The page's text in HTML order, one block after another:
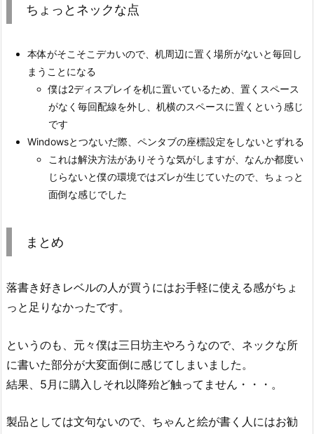
ちょっとネックな点
本体がそこそこデカいので、机周辺に置く場所がないと毎回し
まうことになる
僕は2ディスプレイを机に置いているため、置くスペース
がなく毎回配線を外し、机横のスペースに置くという感じ
です
Windowsとつないだ際、ペンタブの座標設定をしないとずれる
これは解決方法がありそうな気がしますが、なんか都度い
じらないと僕の環境ではズレが生じていたので、ちょっと
面倒な感じでした
まとめ
落書き好きレベルの人が買うにはお手軽に使える感がちょ
っと足りなかったです。
というのも、元々僕は三日坊主やろうなので、ネックな所
に書いた部分が大変面倒に感じてしまいました。
結果、5月に購入しそれ以降殆ど触ってません・・・。
製品としては文句ないので、ちゃんと絵が書く人にはお勧